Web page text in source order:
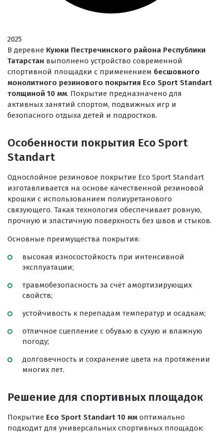
2025
В деревне Куюки Пестречинского района Республики
Татарстан выполнено устройство современной
спортивной площадки с применением бесшовного
монолитного резинового покрытия Eco Sport Standart
толщиной 10 мм. Покрытие предназначено для
активных занятий спортом, подвижных игр и
безопасного отдыха детей и подростков.
Особенности покрытия Eco Sport
Standart
Однослойное резиновое покрытие Eco Sport Standart
изготавливается на основе качественной резиновой
крошки с использованием полиуретанового
связующего. Такая технология обеспечивает ровную,
прочную и эластичную поверхность без швов и стыков.
Основные преимущества покрытия:
высокая износостойкость при интенсивной
эксплуатации;
травмобезопасность за счёт амортизирующих
свойств;
устойчивость к перепадам температур и осадкам;
отличное сцепление с обувью в сухую и влажную
погоду;
долговечность и сохранение цвета на протяжении
многих лет.
Решение для спортивных площадок
Покрытие Eco Sport Standart 10 мм оптимально
подходит для универсальных спортивных площадок: